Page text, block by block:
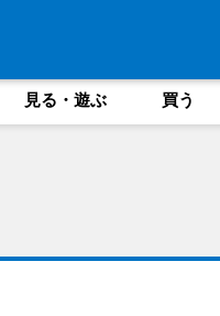
見る・遊ぶ 買う